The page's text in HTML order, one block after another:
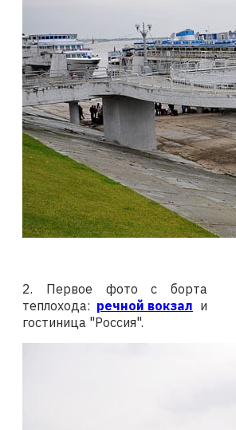
2. Первое фото с борта
теплохода: речной вокзал и
гостиница "Россия".